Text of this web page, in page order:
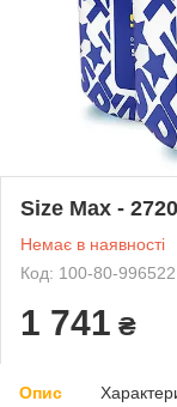
Size Max -
Немає в наявності
Код: 100-80-
1 741 ₴
Опис